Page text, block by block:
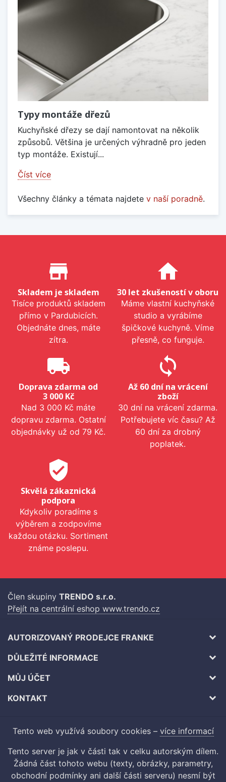
Typy montáže dřezů
Kuchyňské dřezy se dají namontovat na několik
způsobů. Většina je určených výhradně pro jeden
typ montáže. Existují...
Číst více
Všechny články a témata najdete v naší poradně.
Proč nakupovat u nás?
store_mall_directory
Skladem je skladem
Tisíce produktů skladem
přímo v Pardubicích.
Objednáte dnes, máte
zítra.
home
30 let zkušeností v oboru
Máme vlastní kuchyňské
studio a vyrábíme
špičkové kuchyně. Víme
přesně, co funguje.
local_shipping
Doprava zdarma od
3 000 Kč
Nad 3 000 Kč máte
dopravu zdarma. Ostatní
objednávky už od 79 Kč.
sync
Až 60 dní na vrácení
zboží
30 dní na vrácení zdarma.
Potřebujete víc času? Až
60 dní za drobný
poplatek.
verified_user
Skvělá zákaznická
podpora
Kdykoliv poradíme s
výběrem a zodpovíme
každou otázku. Sortiment
známe poslepu.
Člen skupiny TRENDO s.r.o.
Přejít na centrální eshop www.trendo.cz
AUTORIZOVANÝ PRODEJCE FRANKE
DŮLEŽITÉ INFORMACE
MŮJ ÚČET
KONTAKT
Tento web využívá soubory cookies – více informací
Tento server je jak v části tak v celku autorským dílem.
Žádná část tohoto webu (texty, obrázky, parametry,
obchodní podmínky ani další části serveru) nesmí být